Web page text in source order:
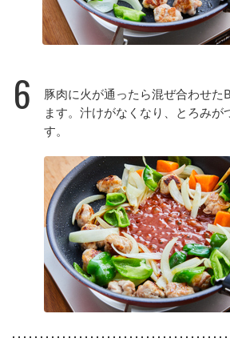
6
豚肉に火が通ったら混ぜ合わせた
ます。汁けがなくなり、とろみが
す。